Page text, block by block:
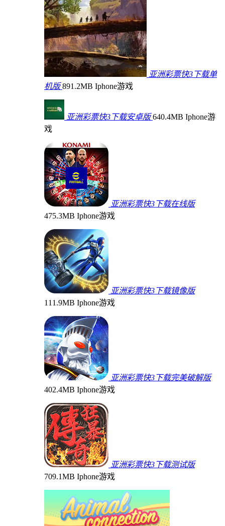
亚洲彩票快3下载单
机版 891.2MB Iphone游戏
亚洲彩票快3下载安卓版 640.4MB Iphone游
戏
亚洲彩票快3下载在线版
475.3MB Iphone游戏
亚洲彩票快3下载镜像版
111.9MB Iphone游戏
亚洲彩票快3下载完美破解版
402.4MB Iphone游戏
亚洲彩票快3下载测试版
709.1MB Iphone游戏